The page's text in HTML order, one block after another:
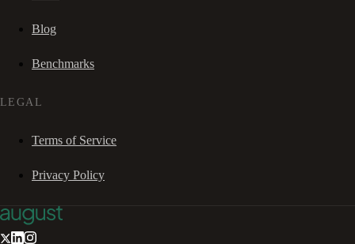
Blog
Benchmarks
LEGAL
Terms of Service
Privacy Policy